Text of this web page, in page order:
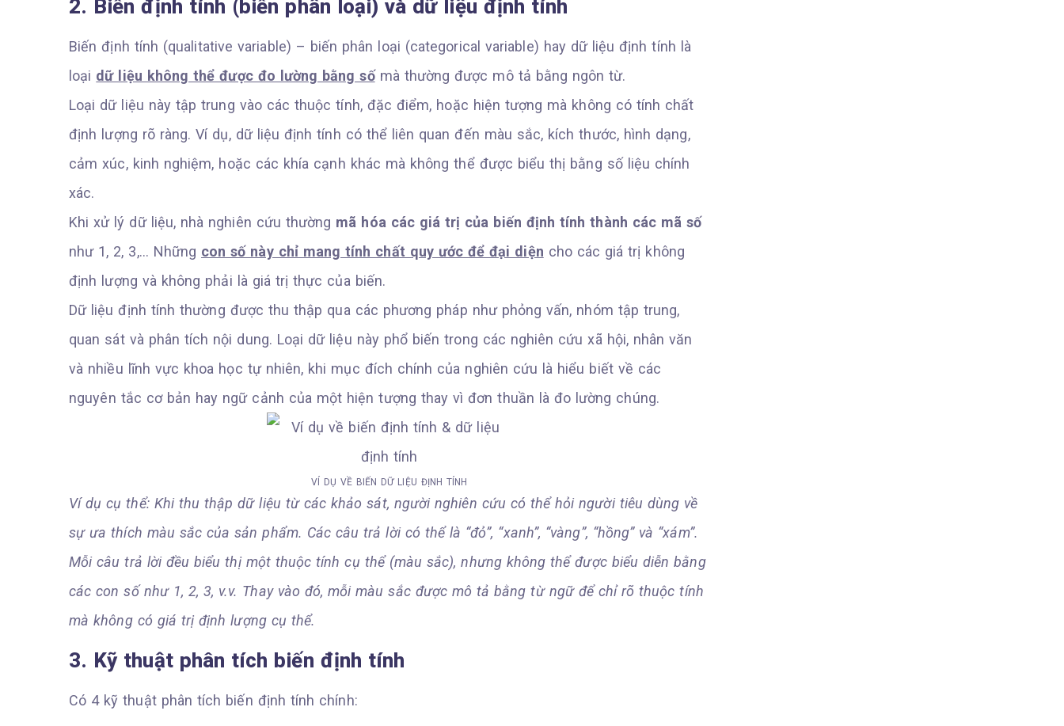
2. Biến định tính (biến phân loại) và dữ liệu định tính
Biến định tính (qualitative variable) – biến phân loại (categorical variable) hay dữ liệu định tính là
loại dữ liệu không thể được đo lường bằng sốmà thường được mô tả bằng ngôn từ.
Loại dữ liệu này tập trung vào các thuộc tính, đặc điểm, hoặc hiện tượng mà không có tính chất
định lượng rõ ràng. Ví dụ, dữ liệu định tính có thể liên quan đến màu sắc, kích thước, hình dạng,
cảm xúc, kinh nghiệm, hoặc các khía cạnh khác mà không thể được biểu thị bằng số liệu chính
xác.
Khi xử lý dữ liệu, nhà nghiên cứu thường mã hóa các giá trị của biến định tính thành các mã số
như 1, 2, 3,… Những con số này chỉ mang tính chất quy ước để đại diện cho các giá trị không
định lượng và không phải là giá trị thực của biến.
Dữ liệu định tính thường được thu thập qua các phương pháp như phỏng vấn, nhóm tập trung,
quan sát và phân tích nội dung. Loại dữ liệu này phổ biến trong các nghiên cứu xã hội, nhân văn
và nhiều lĩnh vực khoa học tự nhiên, khi mục đích chính của nghiên cứu là hiểu biết về các
nguyên tắc cơ bản hay ngữ cảnh của một hiện tượng thay vì đơn thuần là đo lường chúng.
VÍ DỤ VỀ BIẾN DỮ LIỆU ĐỊNH TÍNH
Ví dụ cụ thể: Khi thu thập dữ liệu từ các khảo sát, người nghiên cứu có thể hỏi người tiêu dùng về
sự ưa thích màu sắc của sản phẩm. Các câu trả lời có thể là “đỏ”, “xanh”, “vàng”, “hồng” và “xám”.
Mỗi câu trả lời đều biểu thị một thuộc tính cụ thể (màu sắc), nhưng không thể được biểu diễn bằng
các con số như 1, 2, 3, v.v. Thay vào đó, mỗi màu sắc được mô tả bằng từ ngữ để chỉ rõ thuộc tính
mà không có giá trị định lượng cụ thể.
3. Kỹ thuật phân tích biến định tính
Có 4 kỹ thuật phân tích biến định tính chính: